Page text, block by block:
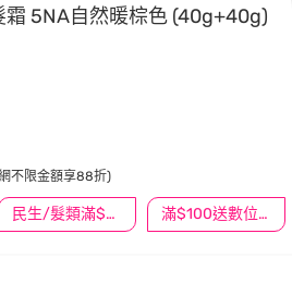
霜 5NA自然暖棕色 (40g+40g)
民生/髮類滿$388送舒潔冰巾 滿$100送數位印花
不限金額享88折)